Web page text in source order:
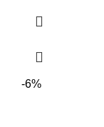
-6%